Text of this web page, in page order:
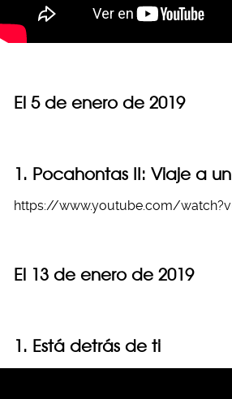
El 5 de enero de 2019
1. Pocahontas II: Viaje a
https://www.youtube.com/
El 13 de enero de 2019
1. Está detrás de ti